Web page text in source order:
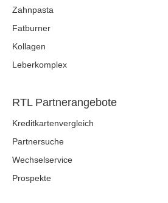
Zahnpasta
Fatburner
Kollagen
Leberkomplex
RTL Partnerangebote
Kreditkartenvergleich
Partnersuche
Wechselservice
Prospekte